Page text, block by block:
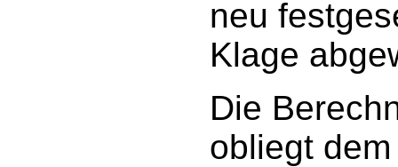
neu
Klage
Die
obliegt